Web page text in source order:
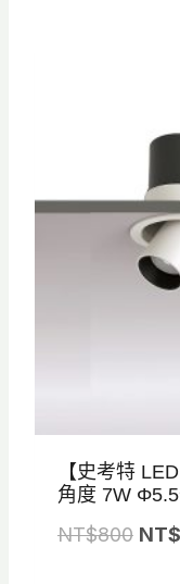
【史考特
角度 7W
NT$800 原
NT$